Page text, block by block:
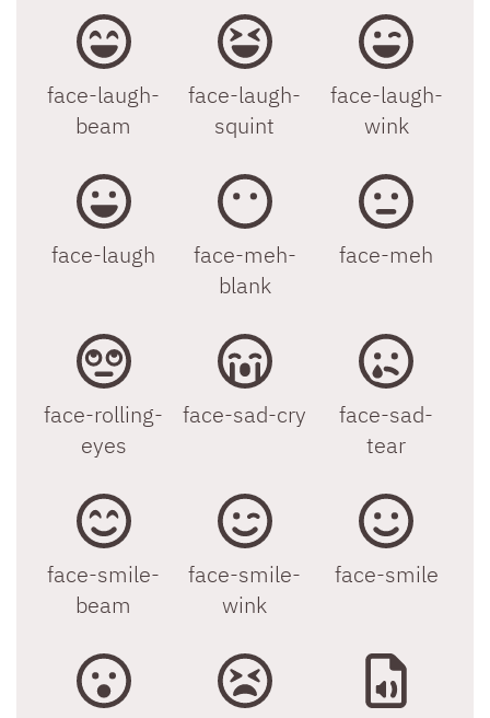
face-laugh-
beam
face-laugh-
squint
face-laugh-
wink
face-laugh
face-meh-
blank
face-meh
face-rolling-
eyes
face-sad-cry
face-sad-
tear
face-smile-
beam
face-smile-
wink
face-smile